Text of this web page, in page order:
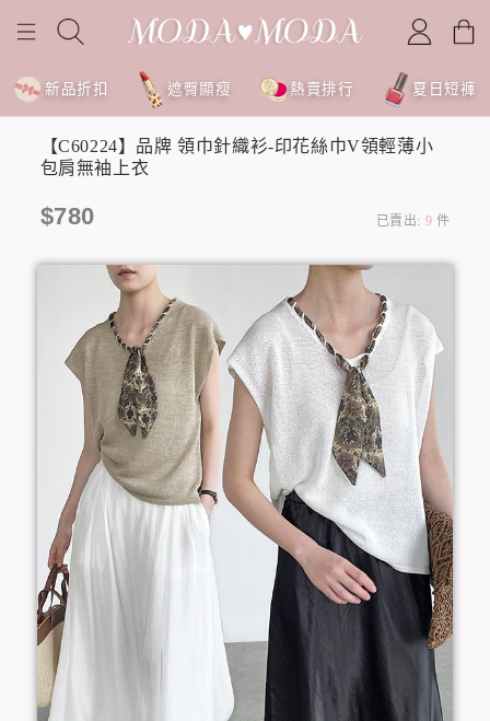
新品折扣 遮臀顯瘦 熱賣排行 夏日短褲
【C60224】品牌 領巾針織衫-印花絲巾V領輕薄小
包肩無袖上衣
$780 已賣出: 9 件